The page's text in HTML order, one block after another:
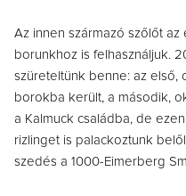
Az innen származó szőlőt
borunkhoz is felhasználjuk.
szüreteltünk benne: az első,
borokba került, a második,
a Kalmuck családba, de
rizlinget is palackoztunk
szedés a 1000-Eimerberg